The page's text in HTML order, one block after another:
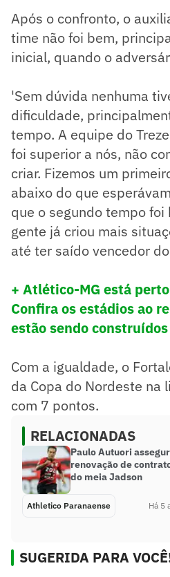
Após o confronto, o
time não foi bem,
inicial, quando o
'Sem dúvida nenhuma
dificuldade,
tempo. A equipe do
foi superior a nós, não
criar. Fizemos um
abaixo do que
que o segundo tempo foi
gente já criou mais
até ter saído vencedor
+ Atlético-MG está
Confira os estádios ao
estão sendo construídos
Com a igualdade, o
da Copa do Nordeste na
com 7 pontos.
RELACIONADAS
Paulo Autuori
renovação de
do meia Jadson
Athletico Paranaense Há 5
SUGERIDA PARA